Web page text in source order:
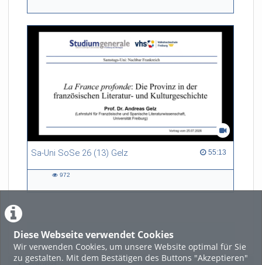
Diese Webseite verwendet Cookies
Wir verwenden Cookies, um unsere Website optimal für Sie
zu gestalten. Mit dem Bestätigen des Buttons "Akzeptieren"
Sa-Uni SoSe 26 (13) Gelz 55:13
55:13 duration
972
LADE MEHR